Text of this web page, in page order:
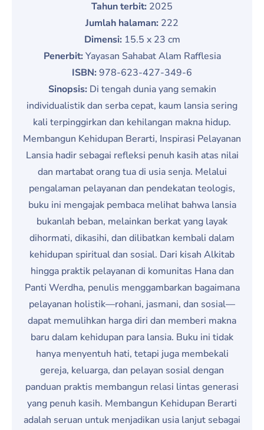
Tahun terbit: 2025
Jumlah halaman: 222
Dimensi:15.5 x 23 cm
Penerbit:Yayasan Sahabat Alam Rafflesia
ISBN:978-623-427-349-6
Sinopsis: Di tengah dunia yang semakin
individualistik dan serba cepat, kaum lansia sering
kali terpinggirkan dan kehilangan makna hidup.
Membangun Kehidupan Berarti, Inspirasi Pelayanan
Lansia hadir sebagai refleksi penuh kasih atas nilai
dan martabat orang tua di usia senja. Melalui
pengalaman pelayanan dan pendekatan teologis,
buku ini mengajak pembaca melihat bahwa lansia
bukanlah beban, melainkan berkat yang layak
dihormati, dikasihi, dan dilibatkan kembali dalam
kehidupan spiritual dan sosial. Dari kisah Alkitab
hingga praktik pelayanan di komunitas Hana dan
Panti Werdha, penulis menggambarkan bagaimana
pelayanan holistik—rohani, jasmani, dan sosial—
dapat memulihkan harga diri dan memberi makna
baru dalam kehidupan para lansia. Buku ini tidak
hanya menyentuh hati, tetapi juga membekali
gereja, keluarga, dan pelayan sosial dengan
panduan praktis membangun relasi lintas generasi
yang penuh kasih. Membangun Kehidupan Berarti
adalah seruan untuk menjadikan usia lanjut sebagai